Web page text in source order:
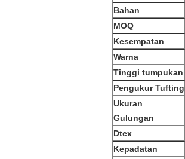
Bahan
MOQ
Kesempatan
Warna
Tinggi tumpukan
Pengukur Tufting
Ukuran
Gulungan
Dtex
Kepadatan